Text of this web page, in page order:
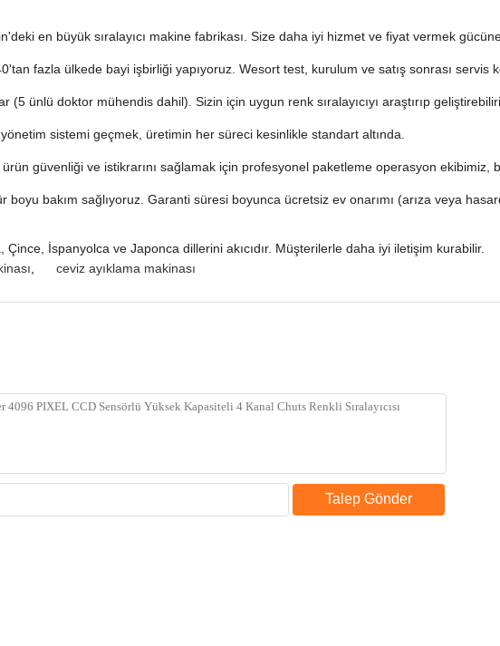
en büyük sıralayıcı makine fabrikası. Size daha iyi hizmet ve fiyat vermek
fazla ülkede bayi işbirliği yapıyoruz. Wesort test, kurulum ve satış sonrası servis
(5 ünlü doktor mühendis dahil). Sizin için uygun renk sıralayıcıyı araştırıp
sistemi geçmek, üretimin her süreci kesinlikle standart altında.
güvenliği ve istikrarını sağlamak için profesyonel paketleme operasyon ekibimiz,
boyu bakım sağlıyoruz. Garanti süresi boyunca ücretsiz ev onarımı (arıza veya
İspanyolca ve Japonca dillerini akıcıdır. Müşterilerle daha iyi iletişim kurabilir.
ceviz ayıklama makinası
Talep Gönder